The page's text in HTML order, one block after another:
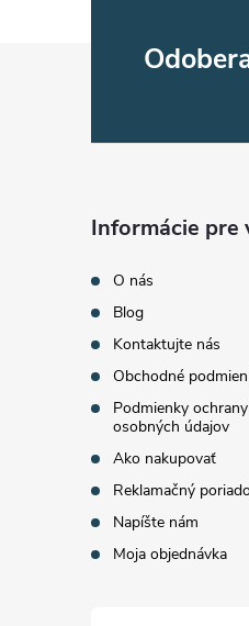
Informácie pre
O nás
Blog
Kontaktujte nás
Obchodné
Podmienky ochrany
osobných údajov
Ako nakupovať
Reklamačný
Napíšte nám
Moja objednávka